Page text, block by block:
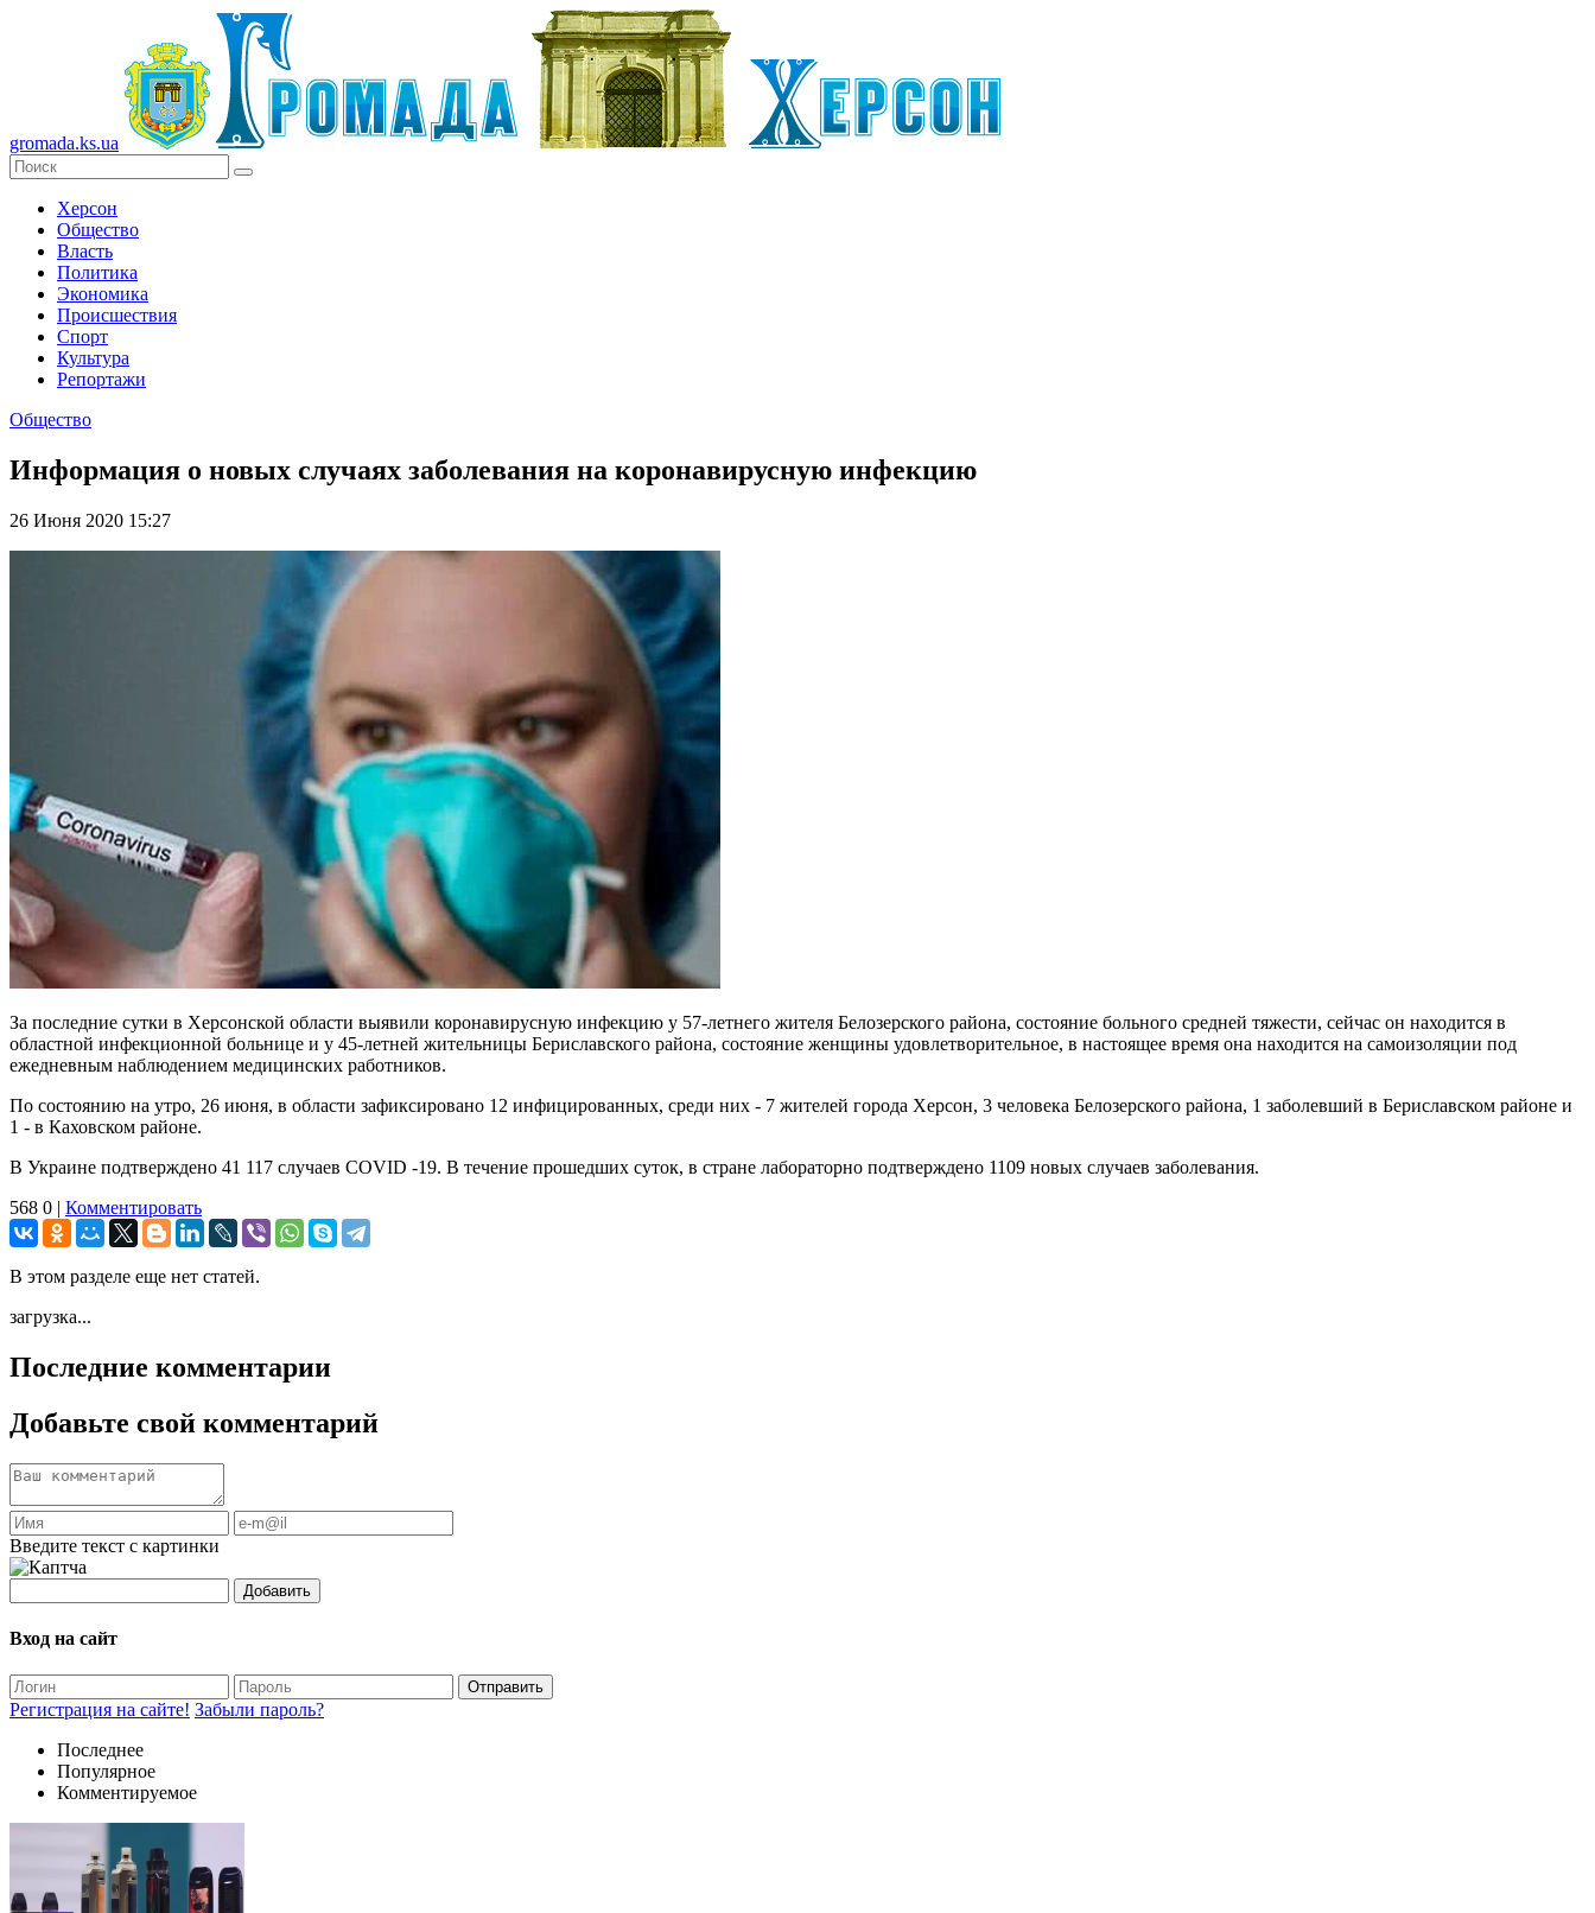
gromada.ks.ua
Херсон
Общество
Власть
Политика
Экономика
Происшествия
Спорт
Культура
Репортажи
Общество
Информация о новых случаях заболевания на коронавирусную инфекцию
26 Июня 2020 15:27
За последние сутки в Херсонской области выявили коронавирусную инфекцию у 57-летнего жителя Белозерского района, состояние больного средней тяжести, сейчас он находится в
областной инфекционной больнице и у 45-летней жительницы Бериславского района, состояние женщины удовлетворительное, в настоящее время она находится на самоизоляции под
ежедневным наблюдением медицинских работников.
По состоянию на утро, 26 июня, в области зафиксировано 12 инфицированных, среди них - 7 жителей города Херсон, 3 человека Белозерского района, 1 заболевший в Бериславском районе и
1 - в Каховском районе.
В Украине подтверждено 41 117 случаев СОVID -19. В течение прошедших суток, в стране лабораторно подтверждено 1109 новых случаев заболевания.
568 0 | Комментировать
В этом разделе еще нет статей.
загрузка...
Последние комментарии
Добавьте свой комментарий
Введите текст с картинки
Добавить
Вход на сайт
Отправить
Регистрация на сайте! Забыли пароль?
Последнее
Популярное
Комментируемое